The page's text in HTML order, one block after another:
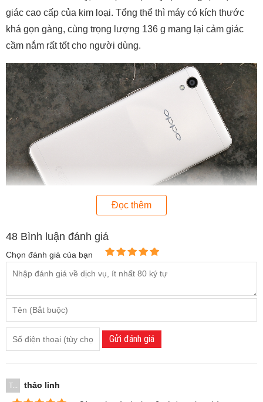
giác cao cấp của kim loại. Tổng thể thì máy có kích thước
khá gọn gàng, cùng trọng lượng 136 g mang lại cảm giác
cầm nắm rất tốt cho người dùng.
Màn hình 5 inch
Được trang bị một màn hình 5 inch với công nghệ màn hình
IPS LCD, mang lại độ phân giải HD (720 x 1280 pixels) giúp
cho hình ảnh hiển thị trong trẻo và đầy đủ, các gam màu
cũng được thể hiện hài hòa và chân thực hơn. Ngoài ra,
màn hình này còn được bảo vệ bởi kính cường lực Gorilla
Đọc thêm
48 Bình luận đánh giá
Chọn đánh giá của bạn
Gửi đánh giá
T... thảo linh